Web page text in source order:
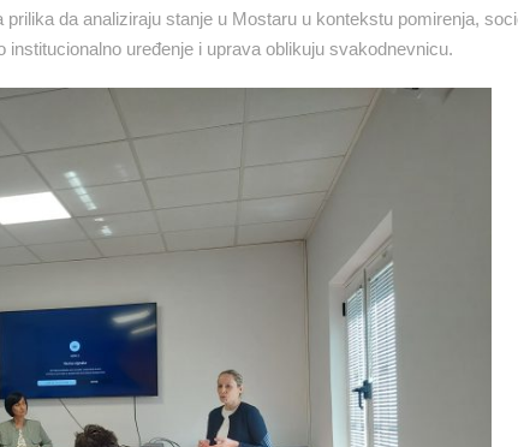
da analiziraju stanje u Mostaru u kontekstu pomirenja,
uređenje i uprava oblikuju svakodnevnicu.